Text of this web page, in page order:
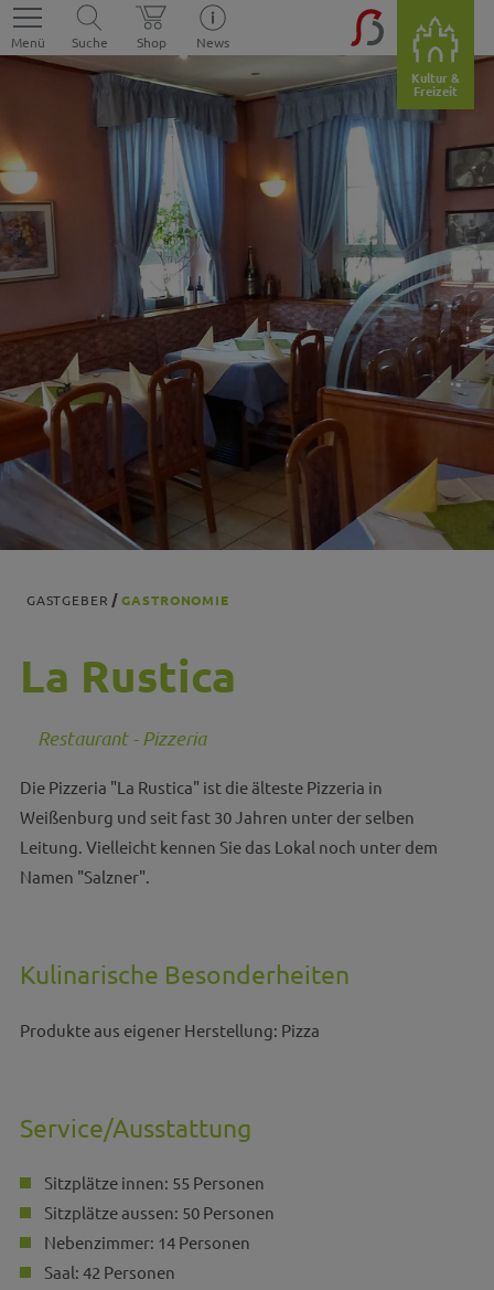
Menü Suche Shop
News
Kultur &
Freizeit
GASTGEBER GASTRONOMIE
La Rustica
Restaurant - Pizzeria
Die Pizzeria "La Rustica" ist die älteste Pizzeria in
Weißenburg und seit fast 30 Jahren unter der selben
Leitung. Vielleicht kennen Sie das Lokal noch unter dem
Namen "Salzner".
Kulinarische Besonderheiten
Produkte aus eigener Herstellung: Pizza
Service/Ausstattung
Sitzplätze innen: 55 Personen
Sitzplätze aussen: 50 Personen
Nebenzimmer: 14 Personen
Saal: 42 Personen